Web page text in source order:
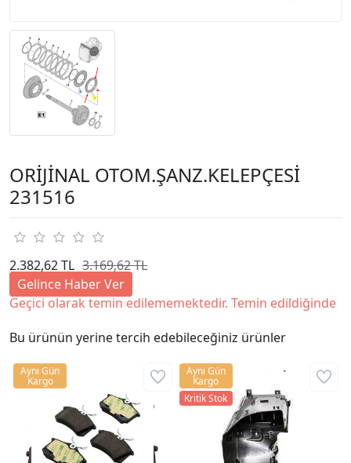
ORİJİNAL OTOM.ŞANZ.KELEPÇESİ
231516
2.382,62 TL 3.169,62 TL
Gelince Haber Ver
Geçici olarak temin edilememektedir. Temin edildiğinde
Bu ürünün yerine tercih edebileceğiniz ürünler
Aynı Gün
Kargo
Aynı Gün
Kargo
Kritik Stok